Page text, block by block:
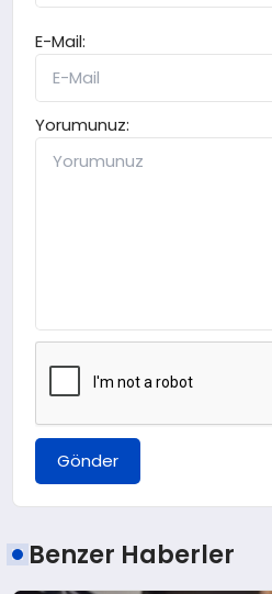
E-Mail:
Yorumunuz:
Gönder
Benzer Haberler